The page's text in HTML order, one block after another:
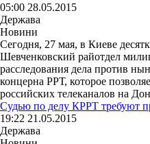
05:00 28.05.2015
Держава
Новини
Сегодня, 27 мая, в Киеве
Шевченковский райотдел
расследования дела против
концерна РРТ, которое
российских телеканалов на
Судью по делу КРРТ требуют
19:22 21.05.2015
Держава